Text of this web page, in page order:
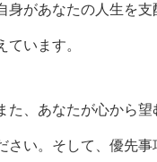
身があなたの人生を
ています。
た、あなたが心から
さい。そして、優先